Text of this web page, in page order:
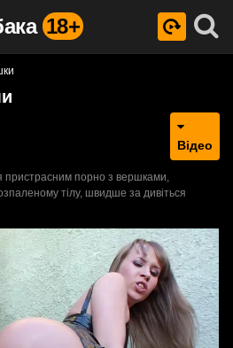
18+
Відео
пристрасним порно з вершками,
тілу, швидше за дивіться